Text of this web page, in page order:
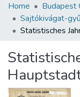
Communities &
All of DSpace
About us
Home Budapest
Sajtókivágat-